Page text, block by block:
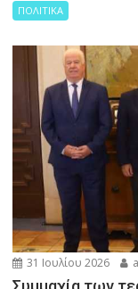
ΠΟΛΙΤΙΚΑ
31 Ιουλίου 2026